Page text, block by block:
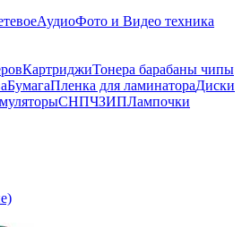
АудиоФото и Видео техника
КартриджиТонера барабаны чипы
БумагаПленка для ламинатораДиски
СНПЧЗИПЛампочки